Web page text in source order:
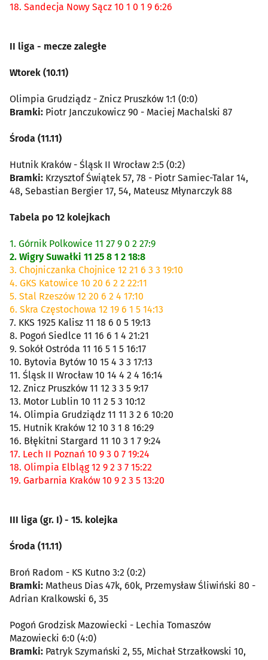
18. Sandecja Nowy Sącz 10 1 0 1 9 6:26
II liga - mecze zaległe
Wtorek (10.11)
Olimpia Grudziądz - Znicz Pruszków 1:1 (0:0)
Bramki: Piotr Janczukowicz 90 - Maciej Machalski 87
Środa (11.11)
Hutnik Kraków - Śląsk II Wrocław 2:5 (0:2)
Bramki: Krzysztof Świątek 57, 78 - Piotr Samiec-Talar 14,
48, Sebastian Bergier 17, 54, Mateusz Młynarczyk 88
Tabela po 12 kolejkach
1. Górnik Polkowice 11 27 9 0 2 27:9
2. Wigry Suwałki 11 25 8 1 2 18:8
3. Chojniczanka Chojnice 12 21 6 3 3 19:10
4. GKS Katowice 10 20 6 2 2 22:11
5. Stal Rzeszów 12 20 6 2 4 17:10
6. Skra Częstochowa 12 19 6 1 5 14:13
7. KKS 1925 Kalisz 11 18 6 0 5 19:13
8. Pogoń Siedlce 11 16 6 1 4 21:21
9. Sokół Ostróda 11 16 5 1 5 16:17
10. Bytovia Bytów 10 15 4 3 3 17:13
11. Śląsk II Wrocław 10 14 4 2 4 16:14
12. Znicz Pruszków 11 12 3 3 5 9:17
13. Motor Lublin 10 11 2 5 3 10:12
14. Olimpia Grudziądz 11 11 3 2 6 10:20
15. Hutnik Kraków 12 10 3 1 8 16:29
16. Błękitni Stargard 11 10 3 1 7 9:24
17. Lech II Poznań 10 9 3 0 7 19:24
18. Olimpia Elbląg 12 9 2 3 7 15:22
19. Garbarnia Kraków 10 9 2 3 5 13:20
III liga (gr. I) - 15. kolejka
Środa (11.11)
Broń Radom - KS Kutno 3:2 (0:2)
Bramki: Matheus Dias 47k, 60k, Przemysław Śliwiński 80 -
Adrian Kralkowski 6, 35
Pogoń Grodzisk Mazowiecki - Lechia Tomaszów
Mazowiecki 6:0 (4:0)
Bramki: Patryk Szymański 2, 55, Michał Strzałkowski 10,